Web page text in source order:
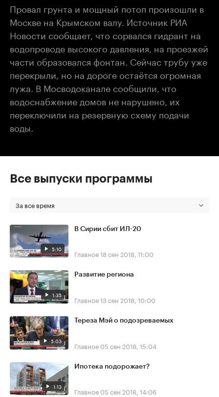
Провал грунта и мощный потоп произошли в
Москве на Крымском валу. Источник РИА
Новости сообщает, что сорвался гидрант на
водопроводе высокого давления, на проезжей
части образовался фонтан. Сейчас трубу уже
перекрыли, но на дороге остаётся огромная
лужа. В Мосводоканале сообщили, что
водоснабжение домов не нарушено, их
переключили на резервную схему подачи
воды.
Все выпуски программы
За все время
5:10
В Сирии сбит ИЛ-20
Главное18 сен 2018, 11:00
1:35
Развитие региона
Главное13 сен 2018, 10:00
5:03
Тереза Мэй о подозреваемых
Главное 05 сен 2018, 15:04
1:13
Ипотека подорожает?
Главное 05 сен 2018, 14:06